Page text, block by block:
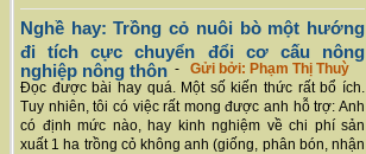
Nghề hay: Trồng cỏ nuôi bò một hướng
đi tích cực chuyển đổi cơ cấu nông
nghiệp nông thôn - Gửi bởi: Phạm Thị Thuỳ
Đọc được bài hay quá. Một số kiến thức rất bổ ích.
Tuy nhiên, tôi có việc rất mong được anh hỗ trợ: Anh
có định mức nào, hay kinh nghiệm về chi phí sản
xuất 1 ha trồng cỏ không anh (giống, phân bón, nhận